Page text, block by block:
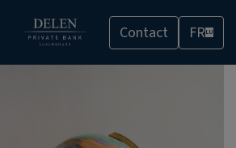
Contact FRLU